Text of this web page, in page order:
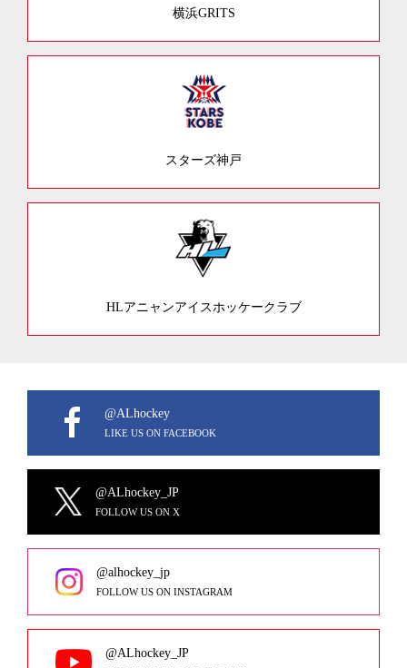
横浜GRITS
スターズ神戸
HLアニャンアイスホッケークラブ
@ALhockey
LIKE US ON FACEBOOK
@ALhockey_JP
FOLLOW US ON X
@alhockey_jp
FOLLOW US ON INSTAGRAM
@ALhockey_JP